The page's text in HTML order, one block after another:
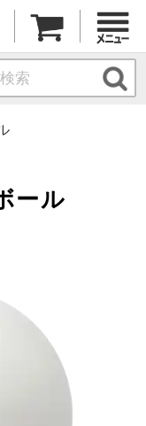
ール